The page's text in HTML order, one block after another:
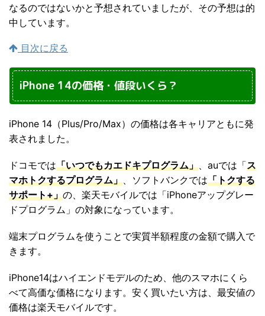
なるのではないかと予想されていましたが、その予想は的
中しています。
目次に戻る
iPhone 14の価格・値段いくら？
iPhone 14（Plus/Pro/Max）の価格は各キャリアともに発
表されました。
ドコモでは「いつでもカエドキプログラム」、auでは「ス
マホトクするプログラム」、ソフトバンクでは「トクする
サポート+」の、楽天モバイルでは「iPhoneアップグレー
ドプログラム」の対象になっています。
端末プログラムを使うことで実質半額程度の金額で購入で
きます。
iPhone14はハイエンドモデルのため、他のスマホにくら
べて高価な価格になります。安く買いたい方は、最安値の
価格は楽天モバイルです。